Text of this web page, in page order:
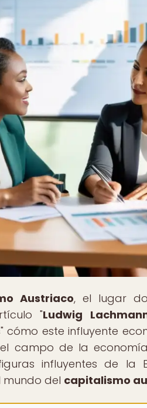
Austriaco, el lugar
"Ludwig
" cómo este influyente
campo de la
influyentes de la
mundo del capitalismo